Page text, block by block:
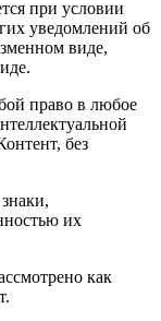
при условии
уведомлений об
виде,
право в любое
без
их
как